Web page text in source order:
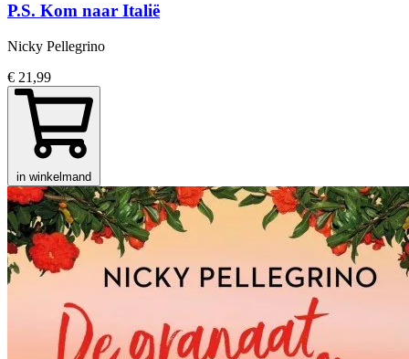
P.S. Kom naar Italië
Nicky Pellegrino
€ 21,99
in winkelmand